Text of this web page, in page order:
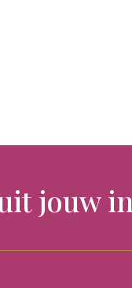
jouw